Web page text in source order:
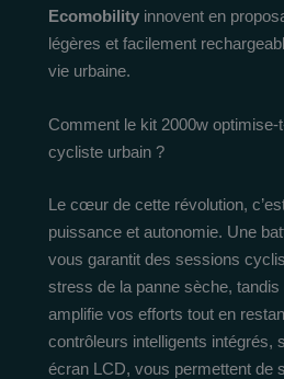
Ecomobility innovent en
légères et facilement
vie urbaine.
Comment le kit 2000w
cycliste urbain ?
Le cœur de cette révolution,
puissance et autonomie. Une
vous garantit des sessions
stress de la panne sèche,
amplifie vos efforts tout en
contrôleurs intelligents intégrés,
écran LCD, vous permettent de